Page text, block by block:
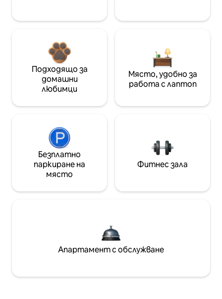
Подходящо за
домашни
любимци
Място, удобно за
работа с лаптоп
Безплатно
паркиране на
място
Фитнес зала
Апартамент с обслужване